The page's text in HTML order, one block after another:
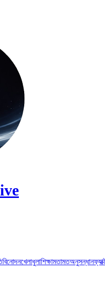
বিনোদনখেলাধুলাশিক্ষামতামতঅনুসন্ধান